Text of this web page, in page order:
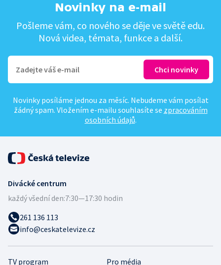
Novinky na e-mail
Pošleme vám, co nového se děje ve světě edu.
Nová videa, témata, funkce a další.
Novinky posíláme jednou za měsíc. Nebudeme vám posílat
žádný spam. Vložením e-mailu souhlasíte se zpracováním
osobních údajů.